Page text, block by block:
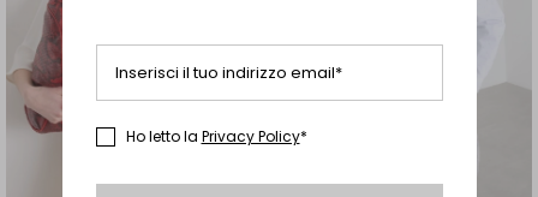
Inserisci il tuo indirizzo email*
Ho letto la Privacy Policy*